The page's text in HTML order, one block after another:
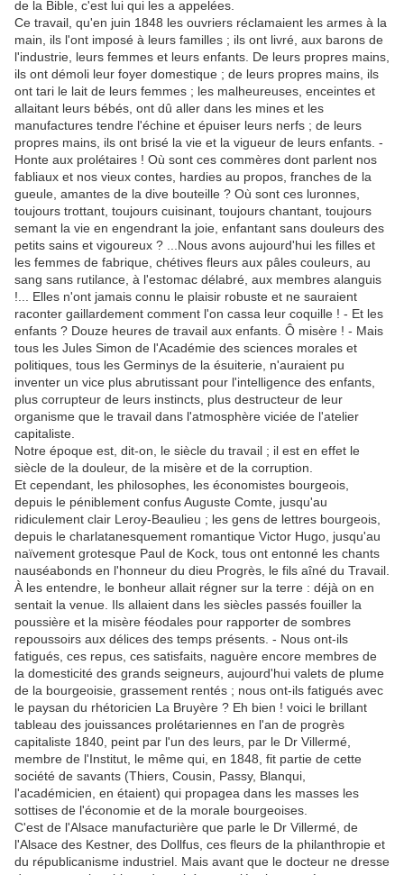
de la Bible, c'est lui qui les a appelées.
Ce travail, qu'en juin 1848 les ouvriers réclamaient les armes à la
main, ils l'ont imposé à leurs familles ; ils ont livré, aux barons de
l'industrie, leurs femmes et leurs enfants. De leurs propres mains,
ils ont démoli leur foyer domestique ; de leurs propres mains, ils
ont tari le lait de leurs femmes ; les malheureuses, enceintes et
allaitant leurs bébés, ont dû aller dans les mines et les
manufactures tendre l'échine et épuiser leurs nerfs ; de leurs
propres mains, ils ont brisé la vie et la vigueur de leurs enfants. -
Honte aux prolétaires ! Où sont ces commères dont parlent nos
fabliaux et nos vieux contes, hardies au propos, franches de la
gueule, amantes de la dive bouteille ? Où sont ces luronnes,
toujours trottant, toujours cuisinant, toujours chantant, toujours
semant la vie en engendrant la joie, enfantant sans douleurs des
petits sains et vigoureux ? ...Nous avons aujourd'hui les filles et
les femmes de fabrique, chétives fleurs aux pâles couleurs, au
sang sans rutilance, à l'estomac délabré, aux membres alanguis
!... Elles n'ont jamais connu le plaisir robuste et ne sauraient
raconter gaillardement comment l'on cassa leur coquille ! - Et les
enfants ? Douze heures de travail aux enfants. Ô misère ! - Mais
tous les Jules Simon de l'Académie des sciences morales et
politiques, tous les Germinys de la ésuiterie, n'auraient pu
inventer un vice plus abrutissant pour l'intelligence des enfants,
plus corrupteur de leurs instincts, plus destructeur de leur
organisme que le travail dans l'atmosphère viciée de l'atelier
capitaliste.
Notre époque est, dit-on, le siècle du travail ; il est en effet le
siècle de la douleur, de la misère et de la corruption.
Et cependant, les philosophes, les économistes bourgeois,
depuis le péniblement confus Auguste Comte, jusqu'au
ridiculement clair Leroy-Beaulieu ; les gens de lettres bourgeois,
depuis le charlatanesquement romantique Victor Hugo, jusqu'au
naïvement grotesque Paul de Kock, tous ont entonné les chants
nauséabonds en l'honneur du dieu Progrès, le fils aîné du Travail.
À les entendre, le bonheur allait régner sur la terre : déjà on en
sentait la venue. Ils allaient dans les siècles passés fouiller la
poussière et la misère féodales pour rapporter de sombres
repoussoirs aux délices des temps présents. - Nous ont-ils
fatigués, ces repus, ces satisfaits, naguère encore membres de
la domesticité des grands seigneurs, aujourd'hui valets de plume
de la bourgeoisie, grassement rentés ; nous ont-ils fatigués avec
le paysan du rhétoricien La Bruyère ? Eh bien ! voici le brillant
tableau des jouissances prolétariennes en l'an de progrès
capitaliste 1840, peint par l'un des leurs, par le Dr Villermé,
membre de l'Institut, le même qui, en 1848, fit partie de cette
société de savants (Thiers, Cousin, Passy, Blanqui,
l'académicien, en étaient) qui propagea dans les masses les
sottises de l'économie et de la morale bourgeoises.
C'est de l'Alsace manufacturière que parle le Dr Villermé, de
l'Alsace des Kestner, des Dollfus, ces fleurs de la philanthropie et
du républicanisme industriel. Mais avant que le docteur ne dresse